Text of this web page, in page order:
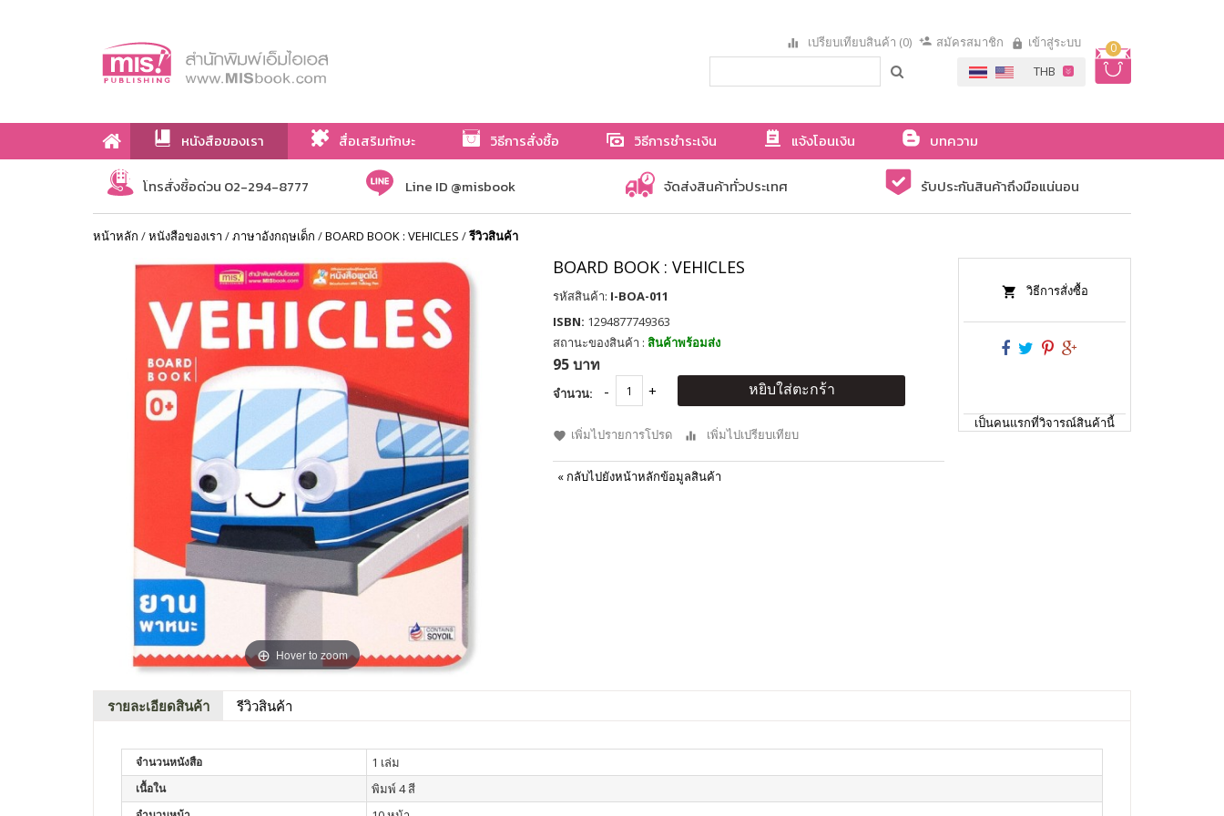
0
เปรียบเทียบสินค้า (0) สมัครสมาชิก เข้าสู่ระบบ
หนังสือของเรา สื่อเสริมทักษะ วิธีการสั่งซื้อ วิธีการชำระเงิน แจ้งโอนเงิน
บทความ
เกี่ยวกับเรา
โทรสั่งซื้อด่วน 02-294-8777 Line ID @misbook จัดส่งสินค้าทั่วประเทศ รับประกันสินค้าถึงมือแน่นอน
หน้าหลัก /หนังสือของเรา /ภาษาอังกฤษเด็ก /BOARD BOOK : VEHICLES /รีวิวสินค้า
Hover to zoom
BOARD BOOK : VEHICLES
รหัสสินค้า: I-BOA-011
ISBN: 1294877749363
สถานะของสินค้า : สินค้าพร้อมส่ง
95 บาท
จำนวน: หยิบใส่ตะกร้า
เพิ่มไปรายการโปรด เพิ่มไปเปรียบเทียบ
« กลับไปยังหน้าหลักข้อมูลสินค้า
วิธีการสั่งซื้อ
เป็นคนแรกที่วิจารณ์สินค้านี้
รายละเอียดสินค้า รีวิวสินค้า
จำนวนหนังสือ 1 เล่ม
เนื้อใน พิมพ์ 4 สี